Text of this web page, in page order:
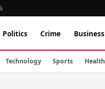
Politics Crime Business
Technology Sports Health